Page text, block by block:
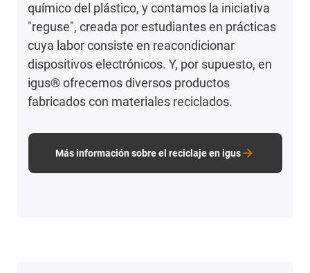
químico del plástico, y contamos la iniciativa
"reguse", creada por estudiantes en prácticas
cuya labor consiste en reacondicionar
dispositivos electrónicos. Y, por supuesto, en
igus® ofrecemos diversos productos
fabricados con materiales reciclados.
Más información sobre el reciclaje en igus